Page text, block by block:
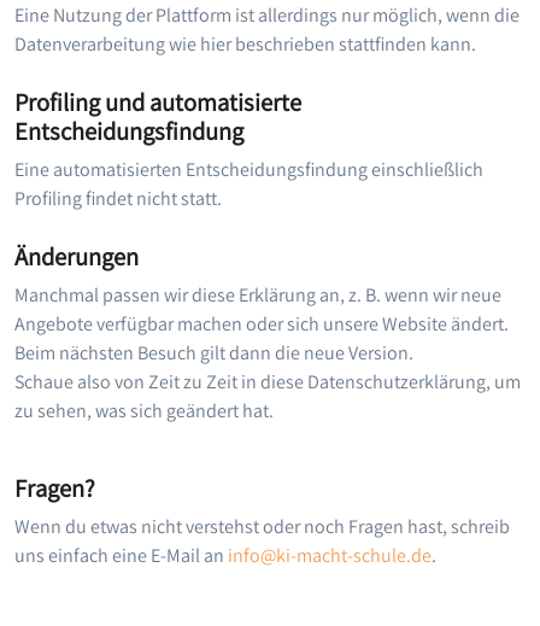
Eine Nutzung der Plattform ist allerdings nur möglich, wenn die
Datenverarbeitung wie hier beschrieben stattfinden kann.
Profiling und automatisierte
Entscheidungsfindung
Eine automatisierten Entscheidungsfindung einschließlich
Profiling findet nicht statt.
Änderungen
Manchmal passen wir diese Erklärung an, z. B. wenn wir neue
Angebote verfügbar machen oder sich unsere Website ändert.
Beim nächsten Besuch gilt dann die neue Version.
Schaue also von Zeit zu Zeit in diese Datenschutzerklärung, um
zu sehen, was sich geändert hat.
Fragen?
Wenn du etwas nicht verstehst oder noch Fragen hast, schreib
uns einfach eine E-Mail an info@ki-macht-schule.de.